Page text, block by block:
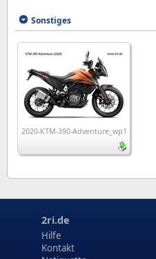
Sonstiges
2020-KTM-390-Adventure_wp1
2ri.de
Hilfe
Kontakt